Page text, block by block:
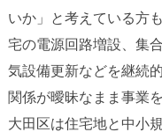
いか」と考えている方
宅の電源回路増設、集
気設備更新などを継続
関係が曖昧なまま事業
大田区は住宅地と中小